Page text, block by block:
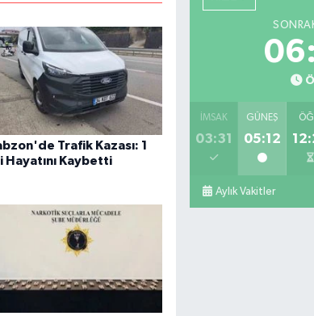
Trafik Kazası: 1
Hayatını Kaybetti
İMSAK
03:31
GÜNEŞ
05:12
Aylık Vakitler